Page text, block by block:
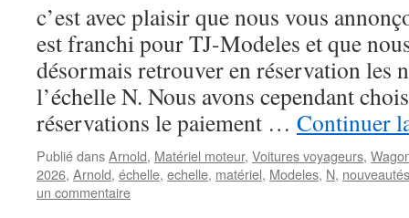
c’est avec plaisir que nous vous
est franchi pour TJ-Modeles et que
désormais retrouver en réservation les
l’échelle N. Nous avons cependant
réservations le paiement … Continuer
Publié dansArnold, Matériel moteur, Voitures voyageurs,
2026, Arnold, échelle, echelle, matériel, Modeles, N, nouveautés
un commentaire